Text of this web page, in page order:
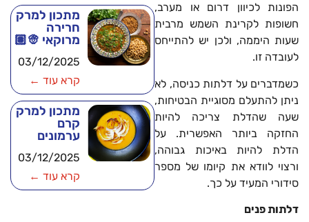
הפונות לכיוון דרום או מערב,
חשופות לקרינת השמש מרבית
שעות היממה, ולכן יש להתייחס
לעובדה זו.
כשמדברים על דלתות כניסה, לא
ניתן להתעלם מסוגיית הבטיחות,
שעה שהדלת צריכה להיות
החזקה ביותר האפשרית. על
הדלת להיות באיכות גבוהה,
ורצוי לוודא את קיומו של מספר
סידורי המעיד על כך.
דלתות פנים
מתכון למרק
חרירה
מרוקאי 👳🏽
03/12/2025
קרא עוד ←
מתכון למרק
קרם
ערמונים
03/12/2025
קרא עוד ←